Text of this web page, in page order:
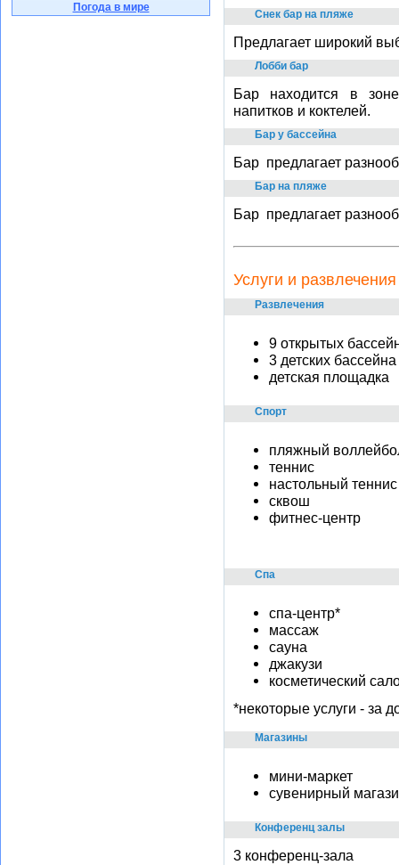
Снек бар на пляже
Предлагает широкий
Лобби бар
Бар находится в
напитков и коктелей.
Бар у бассейна
Бар предлагает
Бар на пляже
Бар предлагает
Услуги и развлечения
Развлечения
9 открытых
3 детских бассейна
детская площадка
Спорт
пляжный
теннис
настольный теннис
сквош
фитнес-центр
Спа
спа-центр*
массаж
сауна
джакузи
косметический
*некоторые услуги - за
Магазины
мини-маркет
сувенирный
Конференц залы
3 конференц-зала
Погода в мире